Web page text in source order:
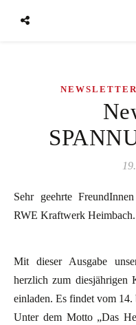
NEWSLETTER
Sehr geehrte FreundInnen von SPANNUNGEN: Musik im
RWE Kraftwerk Heimbach.
Mit dieser Ausgabe
herzlich zum diesjährigen
einladen. Es findet vom 14.
Unter dem Motto „Das